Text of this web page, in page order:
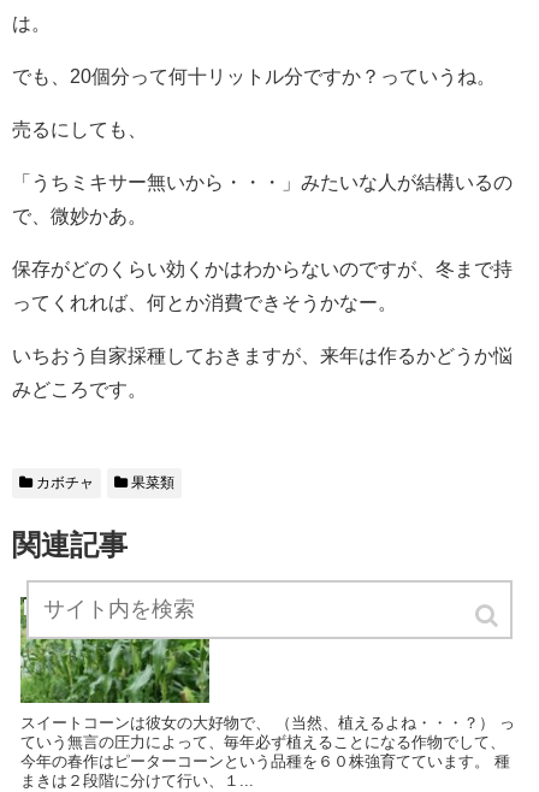
は。
でも、20個分って何十リットル分ですか？っていうね。
売るにしても、
「うちミキサー無いから・・・」みたいな人が結構いるの
で、微妙かあ。
保存がどのくらい効くかはわからないのですが、冬まで持
ってくれれば、何とか消費できそうかなー。
いちおう自家採種しておきますが、来年は作るかどうか悩
みどころです。
カボチャ 果菜類
関連記事
とうもろこし 【朗報】彼女の大好物、無事収穫
スイートコーンは彼女の大好物で、 （当然、植えるよね・・・？） っ
ていう無言の圧力によって、毎年必ず植えることになる作物でして、
今年の春作はピーターコーンという品種を６０株強育てています。 種
まきは２段階に分けて行い、１...